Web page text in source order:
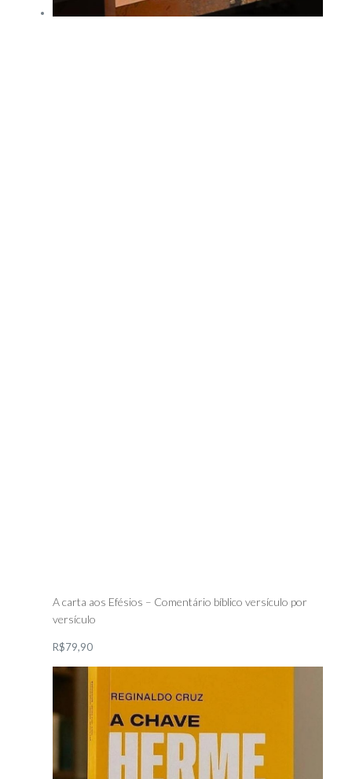
A carta aos Efésios – Comentário bíblico versículo por
versículo
R$79,90